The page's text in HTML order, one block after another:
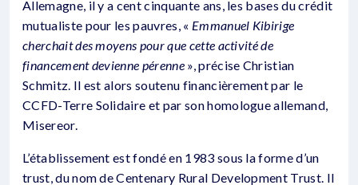
Allemagne, il y a cent cinquante ans, les bases du crédit
mutualiste pour les pauvres, « Emmanuel Kibirige
cherchait des moyens pour que cette activité de
financement devienne pérenne», précise Christian
Schmitz. Il est alors soutenu financièrement par le
CCFD-Terre Solidaire et par son homologue allemand,
Misereor.
L’établissement est fondé en 1983 sous la forme d’un
trust, du nom de Centenary Rural Development Trust. Il